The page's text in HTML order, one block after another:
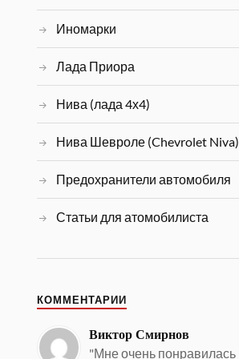
Иномарки
Лада Приора
Нива (лада 4х4)
Нива Шевроле (Chevrolet Niva)
Предохранители автомобиля
Статьи для атомобилиста
КОММЕНТАРИИ
Виктор Смирнов
"Мне очень понравилась